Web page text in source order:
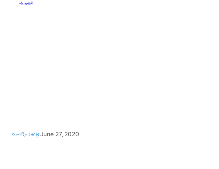
পাঁচমিশালী
অনলাইন ডেস্কJune 27, 2020